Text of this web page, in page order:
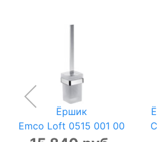
Ёршик
Emco Loft 0515 001 00